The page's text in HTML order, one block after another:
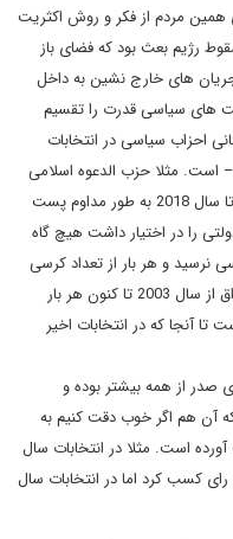
همین مردم از فکر و روش اکثریت
رژیم بعث بود که فضای باز
های خارج نشین به داخل
های سیاسی قدرت را تقسیم
احزاب سیاسی در انتخابات
است. مثلا حزب الدعوه اسلامی
که از سال 2006 رسما قدرت را تصاحب کرد و تا سال 2018 به طور مداوم پست
را در اختیار داشت هیچ گاه
هایش در پارلمان به بالای 16 کرسی نرسید و هر بار از تعداد کرسی
هایش کاسته شد. یا مجلس اعلای اسلامی عراق از سال 2003 تا کنون هر بار
آنجا که در انتخابات اخیر
صدر از همه بیشتر بوده و
آن هم اگر خوب دقت کنیم به
است. مثلا در انتخابات سال
رای کسب کرد اما در انتخابات سال